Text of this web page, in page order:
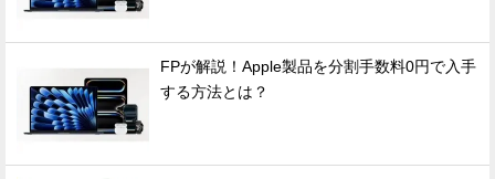
FPが解説！Apple製品を分割手数料0円で入手
する方法とは？